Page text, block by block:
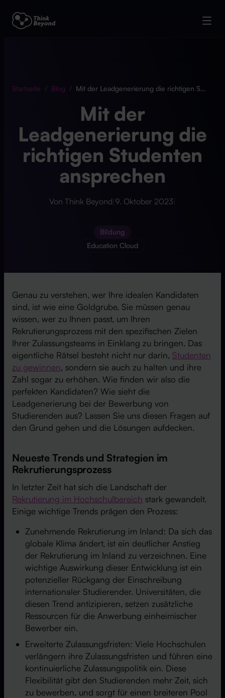
Startseite Blog Mit der Leadgenerierung die richtigen Studenten ansprechen
Mit der
Leadgenerierung die
richtigen Studenten
ansprechen
Von Think Beyond 9. Oktober 2023
Bildung
Education Cloud
Genau zu verstehen, wer Ihre idealen Kandidaten
sind, ist wie eine Goldgrube. Sie müssen genau
wissen, wer zu Ihnen passt, um Ihren
Rekrutierungsprozess mit den spezifischen Zielen
Ihrer Zulassungsteams in Einklang zu bringen. Das
eigentliche Rätsel besteht nicht nur darin, Studenten
zu gewinnen, sondern sie auch zu halten und ihre
Zahl sogar zu erhöhen. Wie finden wir also die
perfekten Kandidaten? Wie sieht die
Leadgenerierung bei der Bewerbung von
Studierenden aus? Lassen Sie uns diesen Fragen auf
den Grund gehen und die Lösungen aufdecken.
Neueste Trends und Strategien im
Rekrutierungsprozess
In letzter Zeit hat sich die Landschaft der
Rekrutierung im Hochschulbereich stark gewandelt.
Einige wichtige Trends prägen den Prozess:
Zunehmende Rekrutierung im Inland: Da sich das
globale Klima ändert, ist ein deutlicher Anstieg
der Rekrutierung im Inland zu verzeichnen. Eine
wichtige Auswirkung dieser Entwicklung ist ein
potenzieller Rückgang der Einschreibung
internationaler Studierender. Universitäten, die
diesen Trend antizipieren, setzen zusätzliche
Ressourcen für die Anwerbung einheimischer
Bewerber ein.
Erweiterte Zulassungsfristen: Viele Hochschulen
verlängern ihre Zulassungsfristen und führen eine
kontinuierliche Zulassungspolitik ein. Diese
Flexibilität gibt den Studierenden mehr Zeit, sich
zu bewerben, und sorgt für einen breiteren Pool